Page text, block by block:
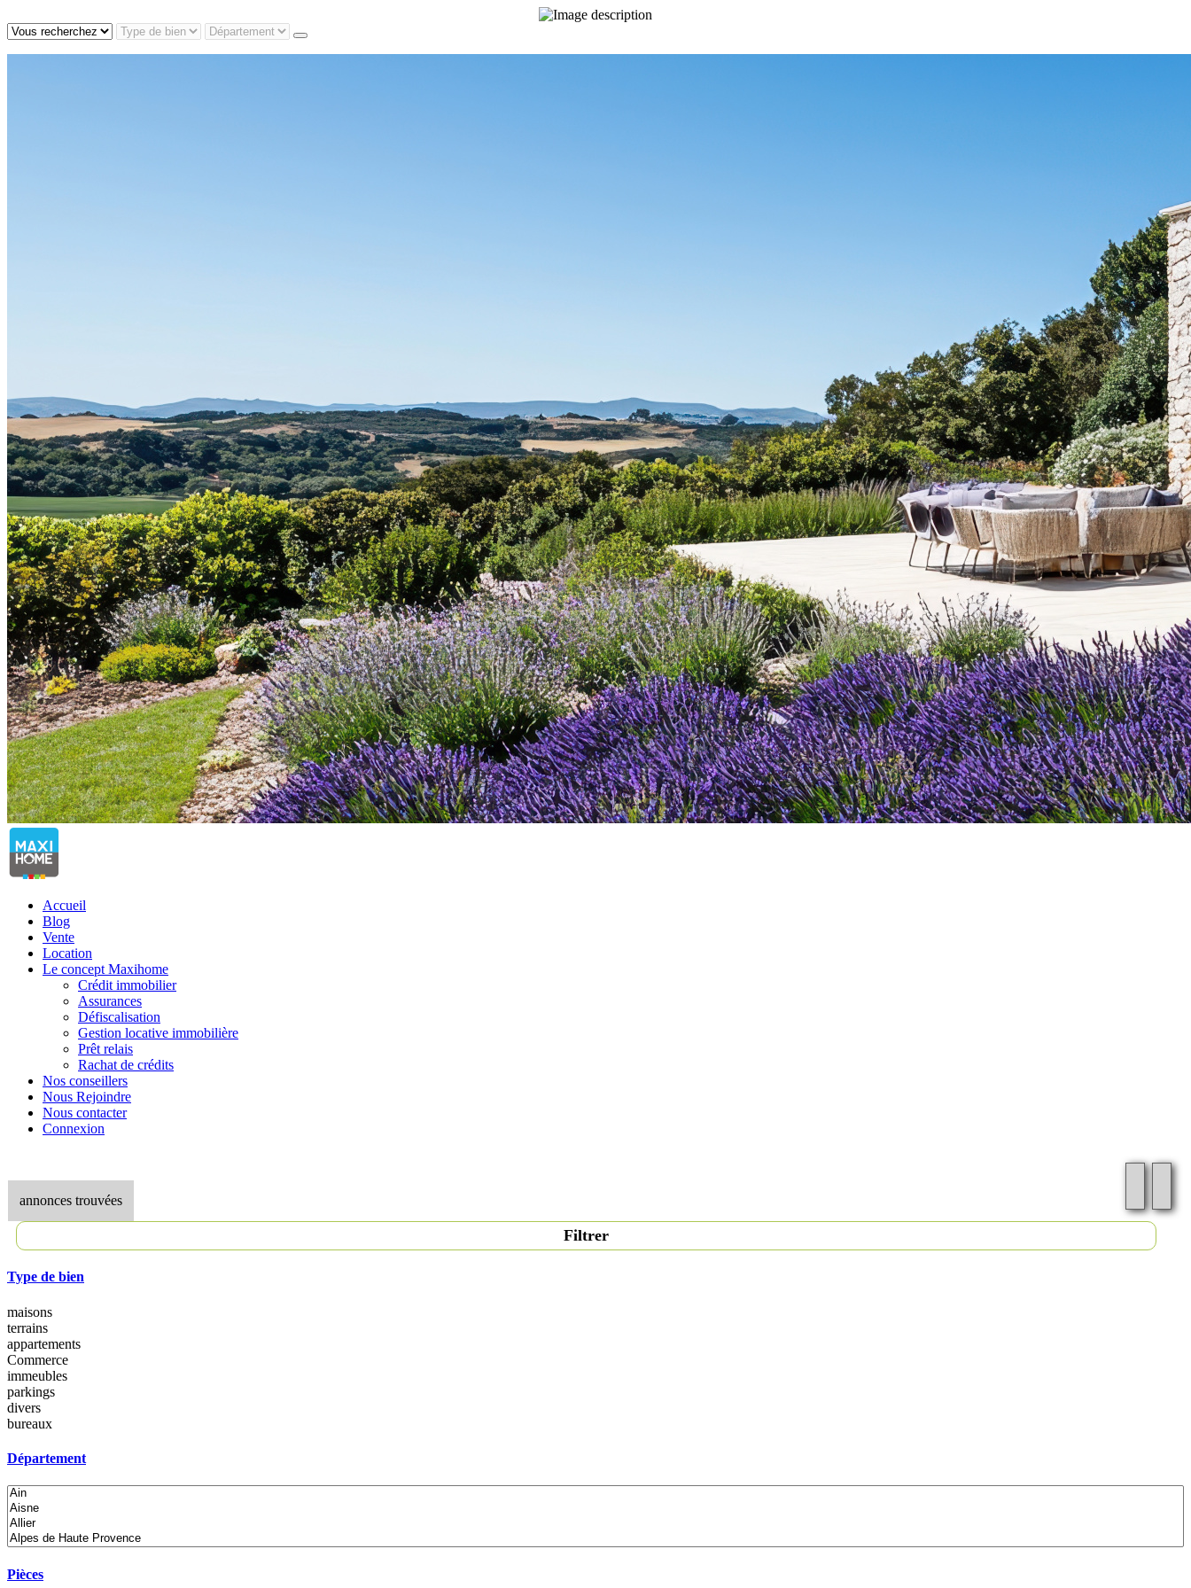
Accueil
Blog
Vente
Location
Le concept Maxihome
Crédit immobilier
Assurances
Défiscalisation
Gestion locative immobilière
Prêt relais
Rachat de crédits
Nos conseillers
Nous Rejoindre
Nous contacter
Connexion
annonces trouvées
Filtrer
Type de bien
maisons
terrains
appartements
Commerce
immeubles
parkings
divers
bureaux
Département
Pièces